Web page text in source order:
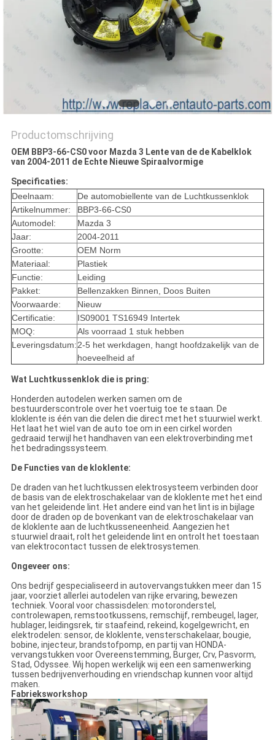
Productomschrijving
OEM BBP3-66-CS0 voor Mazda 3 Lente van de de Kabelklok
van 2004-2011 de Echte Nieuwe Spiraalvormige
Specificaties:
Deelnaam:
De automobiellente van de Luchtkussenklok
Artikelnummer:
BBP3-66-CS0
Automodel:
Mazda 3
Jaar:
2004-2011
Grootte:
OEM Norm
Materiaal:
Plastiek
Functie:
Leiding
Pakket:
Bellenzakken Binnen, Doos Buiten
Voorwaarde:
Nieuw
Certificatie:
IS09001 TS16949 Intertek
MOQ:
Als voorraad 1 stuk hebben
Leveringsdatum:2-5 het werkdagen, hangt hoofdzakelijk van de
hoeveelheid af
Wat Luchtkussenklok die is pring:
Honderden autodelen werken samen om de
bestuurderscontrole over het voertuig toe te staan. De
kloklente is één van die delen die direct met het stuurwiel werkt.
Het laat het wiel van de auto toe om in een cirkel worden
gedraaid terwijl het handhaven van een elektroverbinding met
het bedradingssysteem.
De Functies van de kloklente:
De draden van het luchtkussen elektrosysteem verbinden door
de basis van de elektroschakelaar van de kloklente met het eind
van het geleidende lint. Het andere eind van het lint is in bijlage
door de draden op de bovenkant van de elektroschakelaar van
de kloklente aan de luchtkusseneenheid. Aangezien het
stuurwiel draait, rolt het geleidende lint en ontrolt het toestaan
van elektrocontact tussen de elektrosystemen.
Ongeveer ons:
Ons bedrijf gespecialiseerd in autovervangstukken meer dan 15
jaar, voorziet allerlei autodelen van rijke ervaring, bewezen
techniek. Vooral voor chassisdelen: motoronderstel,
controlewapen, remstootkussens, remschijf, rembeugel, lager,
hublager, leidingsrek, tir staafeind, rekeind, kogelgewricht, en
elektrodelen: sensor, de kloklente, vensterschakelaar, bougie,
bobine, injecteur, brandstofpomp, en partij van HONDA-
vervangstukken voor Overeenstemming, Burger, Crv, Pasvorm,
Stad, Odyssee. Wij hopen werkelijk wij een een samenwerking
tussen bedrijvenverhouding en vriendschap kunnen voor altijd
maken.
Fabrieksworkshop